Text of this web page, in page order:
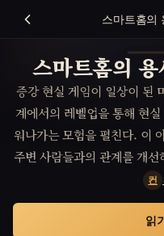
스마트홈의
스마트홈의
증강 현실 게임이 일상이 된
계에서의 레벨업을 통해 현
워나가는 모험을 펼친다. 이
주변 사람들과의 관계를 개선
로써 진정한
컨
읽